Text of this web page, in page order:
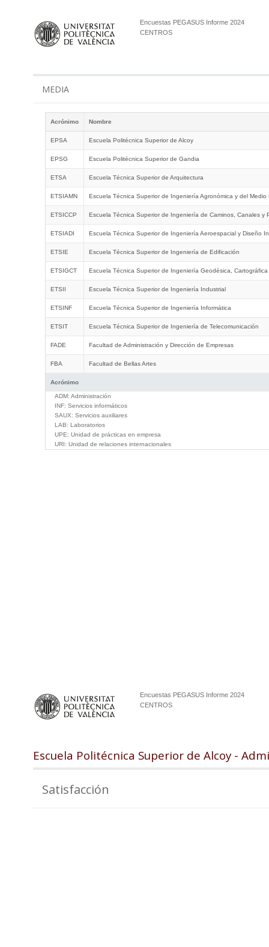
Encuestas PEGASUS Informe 2024
CENTROS
MEDIA
Acrónimo Nombre
Acrónimo
EPSA Escuela Politécnica Superior de Alcoy
EPSG Escuela Politécnica Superior de Gandia
ETSA Escuela Técnica Superior de Arquitectura
ETSIAMN Escuela Técnica Superior de Ingeniería Agronómica y del Medio
ETSICCP Escuela Técnica Superior de Ingeniería de Caminos, Canales y
ETSIADI Escuela Técnica Superior de Ingeniería Aeroespacial y Diseño
ETSIE Escuela Técnica Superior de Ingeniería de Edificación
ETSIGCT Escuela Técnica Superior de Ingeniería Geodésica, Cartográfica
ETSII Escuela Técnica Superior de Ingeniería Industrial
ETSINF Escuela Técnica Superior de Ingeniería Informática
ETSIT Escuela Técnica Superior de Ingeniería de Telecomunicación
FADE Facultad de Administración y Dirección de Empresas
FBA Facultad de Bellas Artes
ADM: Administración
INF: Servicios informáticos
SAUX: Servicios auxiliares
LAB: Laboratorios
UPE: Unidad de prácticas en empresa
URI: Unidad de relaciones internacionales
Encuestas PEGASUS Informe 2024
CENTROS
Escuela Politécnica Superior de Alcoy -
Satisfacción